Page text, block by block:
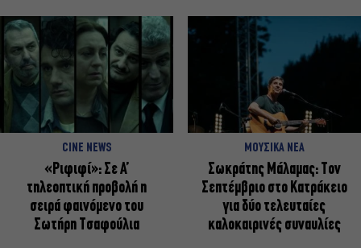
CINE NEWS
«Ριφιφί»: Σε Α’
τηλεοπτική προβολή η
σειρά φαινόμενο του
Σωτήρη Τσαφούλια
ΜΟΥΣΙΚΑ ΝΕΑ
Σωκράτης Μάλαμας: Τον
Σεπτέμβριο στο Κατράκειο
για δύο τελευταίες
καλοκαιρινές συναυλίες